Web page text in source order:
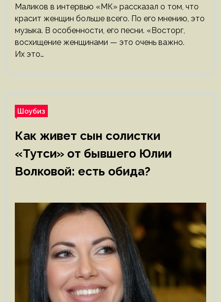
Маликов в интервью «МК» рассказал о том, что
красит женщин больше всего. По его мнению, это
музыка. В особенности, его песни. «Восторг,
восхищение женщинами — это очень важно.
Их это…
Шоубиз
Как живет сын солистки
«Тутси» от бывшего Юлии
Волковой: есть обида?